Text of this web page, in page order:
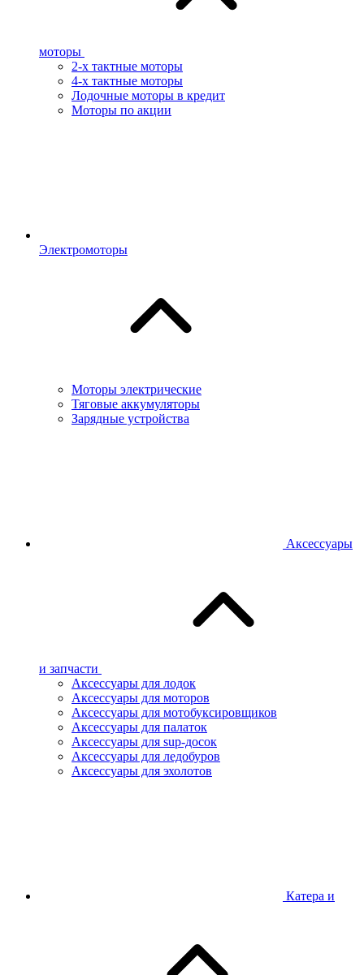
моторы
2-х тактные моторы
4-х тактные моторы
Лодочные моторы в кредит
Моторы по акции
Электромоторы
Моторы электрические
Тяговые аккумуляторы
Зарядные устройства
Аксессуары
и запчасти
Аксессуары для лодок
Аксессуары для моторов
Аксессуары для мотобуксировщиков
Аксессуары для палаток
Аксессуары для sup-досок
Аксессуары для ледобуров
Аксессуары для эхолотов
Катера и